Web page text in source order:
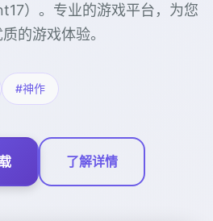
）。专业的游戏平台，为您
的游戏体验。
#神作
了解详情